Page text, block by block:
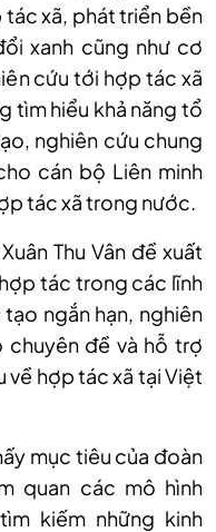
tác xã, phát triển bền
xanh cũng như cơ
cứu tới hợp tác xã
tìm hiểu khả năng tổ
nghiên cứu chung
cán bộ Liên minh
tác xã trong nước.
Thu Vân đề xuất
tác trong các lĩnh
ngắn hạn, nghiên
đề và hỗ trợ
về hợp tác xã tại Việt
mục tiêu của đoàn
quan các mô hình
kiếm những kinh